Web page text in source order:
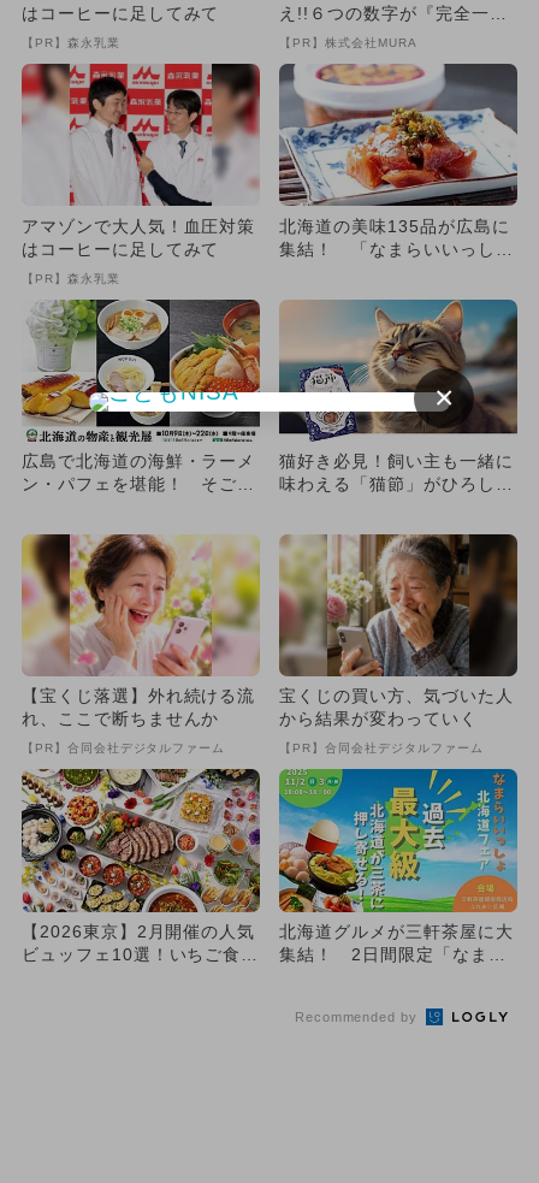
はコーヒーに足してみて
【PR】森永乳業
え!!６つの数字が『完全一
致』する方法
【PR】株式会社MURA
アマゾンで大人気！血圧対策
はコーヒーに足してみて
【PR】森永乳業
北海道の美味135品が広島に
集結！ 「なまらいいっしょ
広島で北海道の海鮮・ラーメ
ン・パフェを堪能！ そごう
猫好き必見！飼い主も一緒に
味わえる「猫節」がひろしま
【宝くじ落選】外れ続ける流
れ、ここで断ちませんか
【PR】合同会社デジタルファーム
宝くじの買い方、気づいた人
から結果が変わっていく
【PR】合同会社デジタルファーム
【2026東京】2月開催の人気
ビュッフェ10選！いちご食べ
北海道グルメが三軒茶屋に大
集結！ 2日間限定「なまら
Recommended by
×